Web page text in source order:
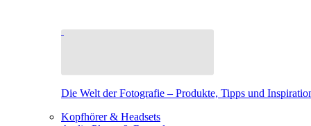
Die Welt der Fotografie – Produkte, Tipps und
Kopfhörer & Headsets